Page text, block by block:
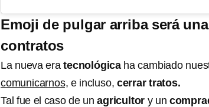
Emoji de pulgar arriba será
contratos
La nueva eratecnológica ha cambiado
comunicarnos, e incluso, cerrar tratos.
Tal fue el caso de unagricultor y un